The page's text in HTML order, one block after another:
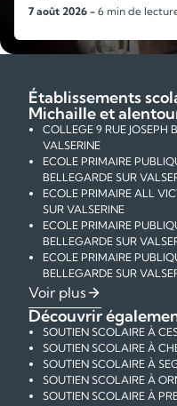
4
Établissements
Michaille et
COLLEGE 9 RUE JOSEPH
VALSERINE
ECOLE PRIMAIRE
BELLEGARDE SUR
ECOLE PRIMAIRE ALL
SUR VALSERINE
ECOLE PRIMAIRE
BELLEGARDE SUR
ECOLE PRIMAIRE
BELLEGARDE SUR
ECOLE PRIMAIRE
BELLEGARDE SUR
ECOLE PRIMAIRE
BELLEGARDE SUR
ECOLE PRIMAIRE
BILLIAT
ECOLE PRIMAIRE
CHATILLON EN
Voir plus
Découvrir
SOUTIEN SCOLAIRE À
SOUTIEN SCOLAIRE À
SOUTIEN SCOLAIRE À
SOUTIEN SCOLAIRE À
SOUTIEN SCOLAIRE À